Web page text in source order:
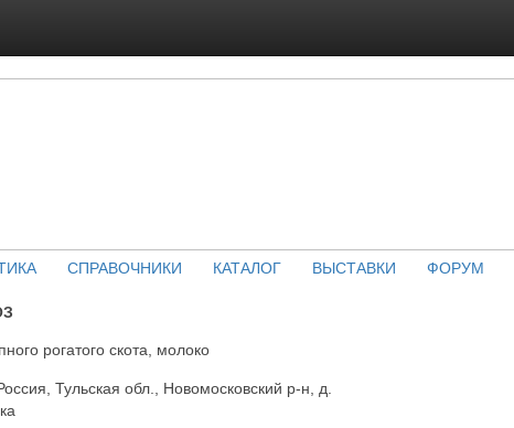
СПРАВОЧНИКИ КАТАЛОГ ВЫСТАВКИ ФОРУМ
рогатого скота, молоко
Тульская обл., Новомосковский р-н, д.